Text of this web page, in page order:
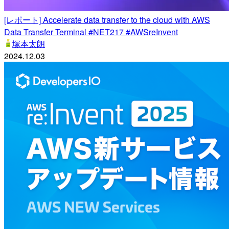
[レポート] Accelerate data transfer to the cloud with AWS
Data Transfer Terminal #NET217 #AWSreInvent
塚本太朗
2024.12.03